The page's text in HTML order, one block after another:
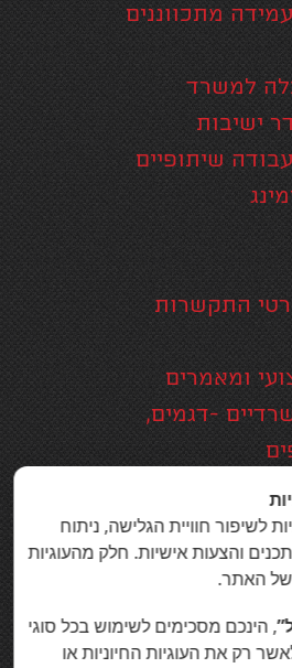
מתכווננים
למשרד
ישיבות
שיתופיים
התקשרות
ומאמרים
-דגמים,
של סמייל
סמייל אופיס
לשיפור חוויית הגלישה, ניתוח
והצעות אישיות. חלק מהעוגיות
של האתר.
, הינכם מסכימים לשימוש בכל סוגי
רק את העוגיות החיוניות או